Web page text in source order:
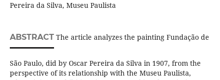
Pereira da Silva, Museu Paulista
ABSTRACTThe article analyzes the painting Fundação de
São Paulo, did by Oscar Pereira da Silva in 1907, from the
perspective of its relationship with the Museu Paulista,